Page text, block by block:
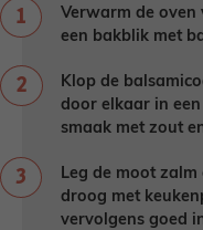
Verwarm de oven
een bakblik met
Klop de
door elkaar in
smaak met zout
Leg de moot
droog met
vervolgens goed